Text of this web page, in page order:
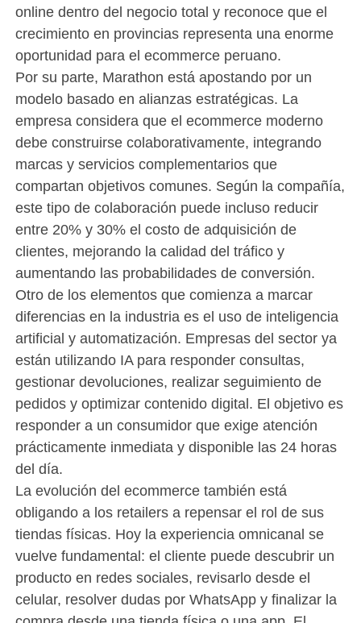
online dentro del negocio total y reconoce que el
crecimiento en provincias representa una enorme
oportunidad para el ecommerce peruano.
Por su parte, Marathon está apostando por un
modelo basado en alianzas estratégicas. La
empresa considera que el ecommerce moderno
debe construirse colaborativamente, integrando
marcas y servicios complementarios que
compartan objetivos comunes. Según la compañía,
este tipo de colaboración puede incluso reducir
entre 20% y 30% el costo de adquisición de
clientes, mejorando la calidad del tráfico y
aumentando las probabilidades de conversión.
Otro de los elementos que comienza a marcar
diferencias en la industria es el uso de inteligencia
artificial y automatización. Empresas del sector ya
están utilizando IA para responder consultas,
gestionar devoluciones, realizar seguimiento de
pedidos y optimizar contenido digital. El objetivo es
responder a un consumidor que exige atención
prácticamente inmediata y disponible las 24 horas
del día.
La evolución del ecommerce también está
obligando a los retailers a repensar el rol de sus
tiendas físicas. Hoy la experiencia omnicanal se
vuelve fundamental: el cliente puede descubrir un
producto en redes sociales, revisarlo desde el
celular, resolver dudas por WhatsApp y finalizar la